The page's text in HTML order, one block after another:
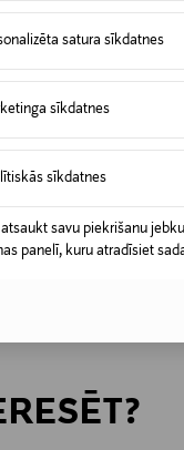
satura sīkdatnes
sīkdatnes
sīkdatnes
atsaukt savu piekrišanu
panelī, kuru atradīsiet
50 ml